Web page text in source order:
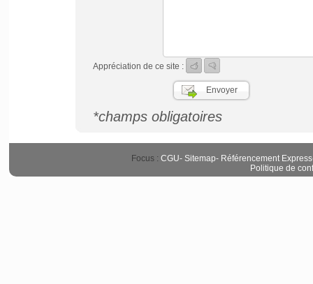
Appréciation de ce site :
*champs obligatoires
Focus : CGU- Sitemap- Référencement Express
Politique de